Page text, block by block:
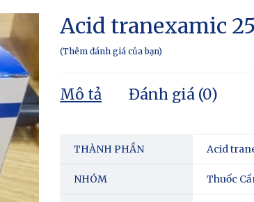
Acid tranexamic
Thêm đánh giá của bạn
Mô tả Đánh giá (0)
THÀNH PHẦN Acid
NHÓM Thuốc